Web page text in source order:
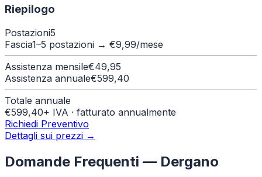
Riepilogo
Postazioni5
Fascia1–5 postazioni → €9,99/mese
Assistenza mensile€49,95
Assistenza annuale€599,40
Totale annuale
€599,40+ IVA · fatturato annualmente
Richiedi Preventivo
Dettagli sui prezzi →
Domande Frequenti — Dergano